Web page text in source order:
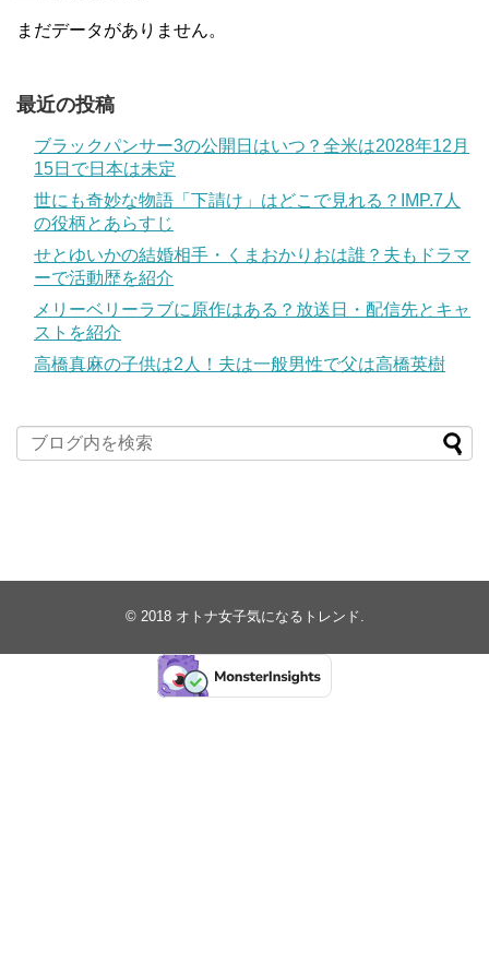
まだデータがありません。
最近の投稿
ブラックパンサー3の公開日はいつ？全米は2028年12月
15日で日本は未定
世にも奇妙な物語「下請け」はどこで見れる？IMP.7人
の役柄とあらすじ
せとゆいかの結婚相手・くまおかりおは誰？夫もドラマ
ーで活動歴を紹介
メリーベリーラブに原作はある？放送日・配信先とキャ
ストを紹介
高橋真麻の子供は2人！夫は一般男性で父は高橋英樹
© 2018 オトナ女子気になるトレンド.